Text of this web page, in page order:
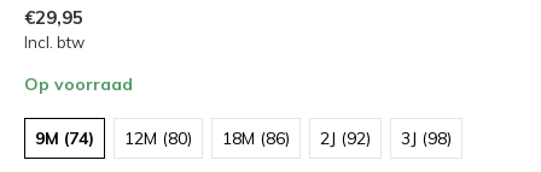
€29,95
Incl. btw
Op voorraad
9M (74) 12M (80) 18M (86) 2J (92) 3J (98)